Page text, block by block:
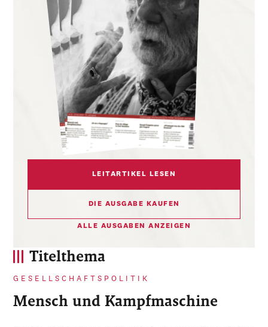
Titelthema
GESELLSCHAFTSPOLITIK
Mensch und Kampfmaschine
LEITARTIKEL LESEN
DIE AUSGABE KAUFEN
ALLE AUSGABEN ANZEIGEN